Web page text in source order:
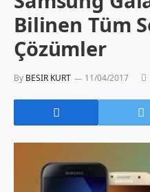
Bilinen Tüm
Çözümler
By BESIR KURT 11/04/2017